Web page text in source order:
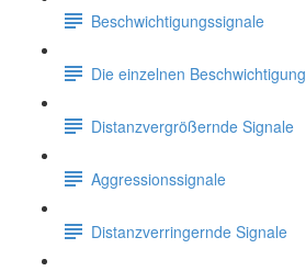
Beschwichtigungssignale
Die einzelnen
Distanzvergrößernde Signale
Aggressionssignale
Distanzverringernde Signale